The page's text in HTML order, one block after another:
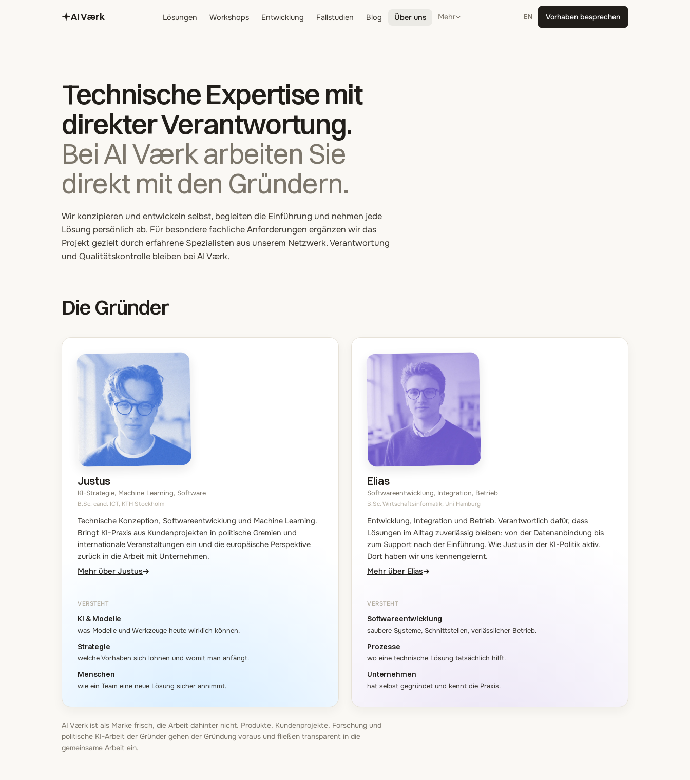
AI Værk Lösungen Workshops Entwicklung Fallstudien Blog Über uns Mehr EN Vorhaben besprechen
Technische Expertise mit
direkter Verantwortung.
Bei AI Værk arbeiten Sie
direkt mit den Gründern.
Wir konzipieren und entwickeln selbst, begleiten die Einführung und nehmen jede
Lösung persönlich ab. Für besondere fachliche Anforderungen ergänzen wir das
Projekt gezielt durch erfahrene Spezialisten aus unserem Netzwerk. Verantwortung
und Qualitätskontrolle bleiben bei AI Værk.
Die Gründer
Justus
KI-Strategie, Machine Learning, Software
B.Sc. cand. ICT, KTH Stockholm
Technische Konzeption, Softwareentwicklung und Machine Learning.
Bringt KI-Praxis aus Kundenprojekten in politische Gremien und
internationale Veranstaltungen ein und die europäische Perspektive
zurück in die Arbeit mit Unternehmen.
Mehr über Justus
VERSTEHT
KI & Modelle
was Modelle und Werkzeuge heute wirklich können.
Strategie
welche Vorhaben sich lohnen und womit man anfängt.
Menschen
wie ein Team eine neue Lösung sicher annimmt.
Elias
Softwareentwicklung, Integration, Betrieb
B.Sc. Wirtschaftsinformatik, Uni Hamburg
Entwicklung, Integration und Betrieb. Verantwortlich dafür, dass
Lösungen im Alltag zuverlässig bleiben: von der Datenanbindung bis
zum Support nach der Einführung. Wie Justus in der KI-Politik aktiv.
Dort haben wir uns kennengelernt.
Mehr über Elias
VERSTEHT
Softwareentwicklung
saubere Systeme, Schnittstellen, verlässlicher Betrieb.
Prozesse
wo eine technische Lösung tatsächlich hilft.
Unternehmen
hat selbst gegründet und kennt die Praxis.
AI Værk ist als Marke frisch, die Arbeit dahinter nicht. Produkte, Kundenprojekte, Forschung und
politische KI-Arbeit der Gründer gehen der Gründung voraus und fließen transparent in die
gemeinsame Arbeit ein.